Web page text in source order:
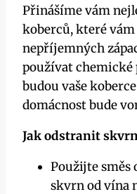
Přinášíme vám
koberců, které
nepříjemných
používat
budou vaše
domácnost bude
Jak odstranit
Použijte směs
skvrn od vína